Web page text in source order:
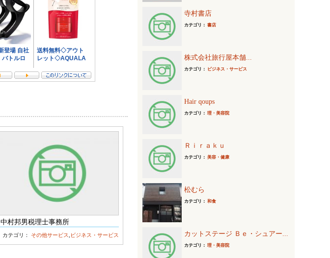
中村邦男税理士事務所
カテゴリ： その他サービス ビジネス・サービス
寺村書店
カテゴリ： 書店
株式会社旅行屋本舗...
カテゴリ： ビジネス・サービス
Hair qoups
カテゴリ： 理・美容院
Ｒｉｒａｋｕ
カテゴリ： 美容・健康
松むら
カテゴリ： 和食
カットステージ Ｂｅ・シュアー...
カテゴリ： 理・美容院